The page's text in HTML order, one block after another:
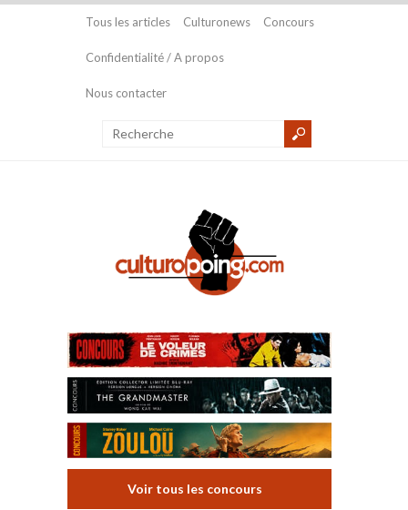
Tous les articles Culturonews Concours
Confidentialité / A propos
Nous contacter
Voir tous les concours